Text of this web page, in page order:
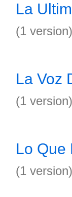
La
(1 version)
La Voz
(1 version)
Lo Que
(1 version)